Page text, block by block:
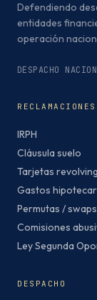
Defendiendo
entidades
operación
DESPACHO
RECLAMACIONES
IRPH
Cláusula suelo
Tarjetas revolving
Gastos
Permutas / swaps
Comisiones
Ley Segunda
DESPACHO